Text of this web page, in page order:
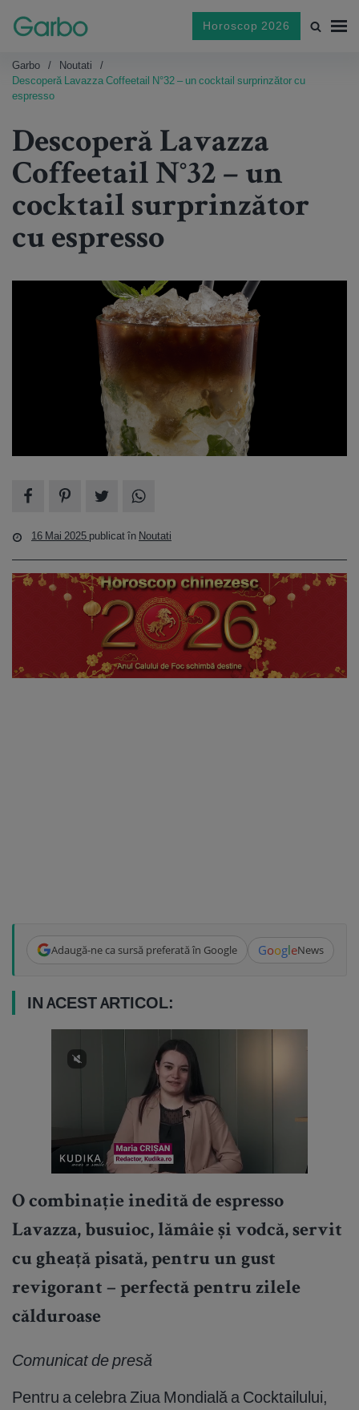
Horoscop 2026
Garbo
Noutati
Descoperă Lavazza Coffeetail N°32 – un cocktail surprinzător cu
espresso
Descoperă Lavazza
Coffeetail N°32 – un
cocktail surprinzător
cu espresso
16 Mai 2025 publicat în Noutati
Adaugă-ne ca sursă preferată în Google GoogleNews
IN ACEST ARTICOL:
O combinație inedită de espresso
Lavazza, busuioc, lămâie și vodcă, servit
cu gheață pisată, pentru un gust
revigorant – perfectă pentru zilele
călduroase
Comunicat de presă
Pentru a celebra Ziua Mondială a Cocktailului,